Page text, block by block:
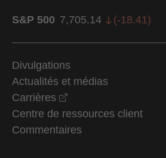
S&P 500 7,705.14 (-18.41)
Divulgations
Actualités et médias
Carrières
Centre de ressources client
Commentaires